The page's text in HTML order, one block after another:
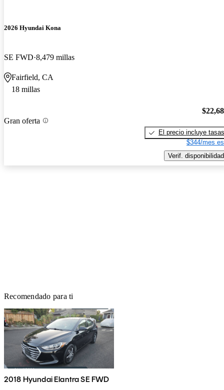
2026 Hyundai Kona
SE FWD 8,479 millas
Fairfield, CA
18 millas
Gran oferta
El precio incluye tasas
$344/mes
Verif. disponibilidad
Recomendado para ti
2018 Hyundai Elantra SE FWD